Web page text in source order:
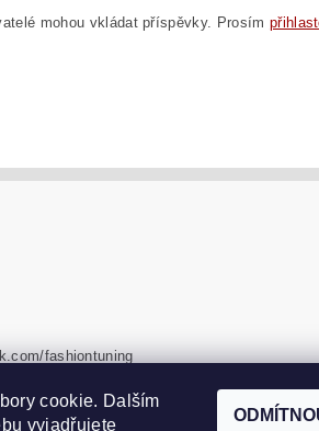
mohou vkládat příspěvky. Prosím
fashiontuning
cookie. Dalším
vyjadřujete